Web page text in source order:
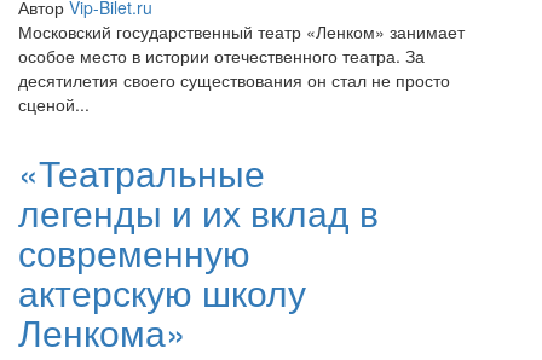
Автор Vip-Bilet.ru
Московский государственный театр «Ленком» занимает
особое место в истории отечественного театра. За
десятилетия своего существования он стал не просто
сценой...
«Театральные
легенды и их вклад в
современную
актерскую школу
Ленкома»